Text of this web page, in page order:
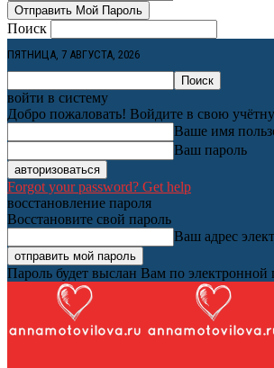
Поиск
ПЯТНИЦА, 7 АВГУСТА, 2026
войти в систему
Добро пожаловать! Войдите в свою
Ваше имя
Ваш пароль
Forgot your password? Get help
восстановление пароля
Восстановите свой пароль
Ваш адрес
Пароль будет выслан Вам по электронной